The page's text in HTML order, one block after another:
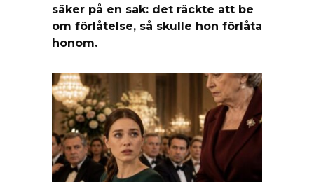
säker på en sak: det räckte att be
om förlåtelse, så skulle hon förlåta
honom.